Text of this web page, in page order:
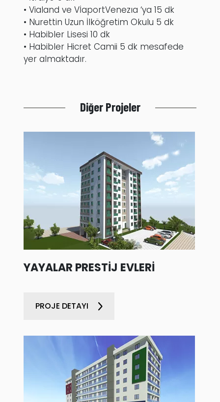
• Vialand ve VİaportVenezıa ‘ya 15 dk
• Nurettin Uzun İlköğretim Okulu 5 dk
• Habibler Lisesi 10 dk
• Habibler Hicret Camii 5 dk mesafede
yer almaktadır.
Diğer Projeler
YAYALAR PRESTİJ EVLERİ
PROJE DETAYI